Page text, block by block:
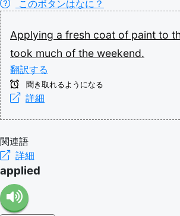
このボタンはなに？
Applying a fresh coat of paint to
took much of the weekend.
翻訳する
聞き取れるようになる
詳細
関連語
詳細
applied